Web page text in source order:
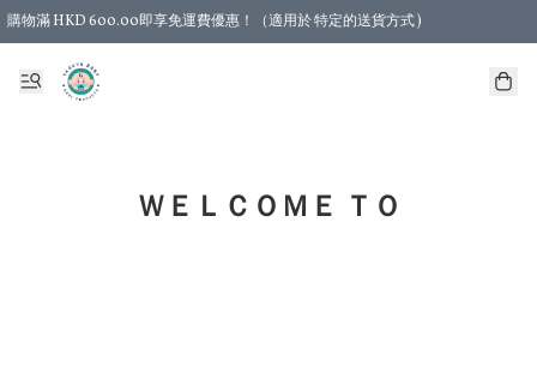
購物滿 HKD 600.00即享免運費優惠！（適用於 特定的送貨方式 )
ＷＥＬＣＯＭＥ ＴＯ